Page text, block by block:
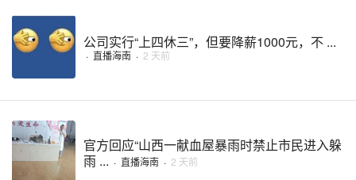
公司实行“上四休三”，但要降薪1000元，不 ...
· 直播海南 · 2 天前
官方回应“山西一献血屋暴雨时禁止市民进入躲
雨 ... · 直播海南 · 2 天前